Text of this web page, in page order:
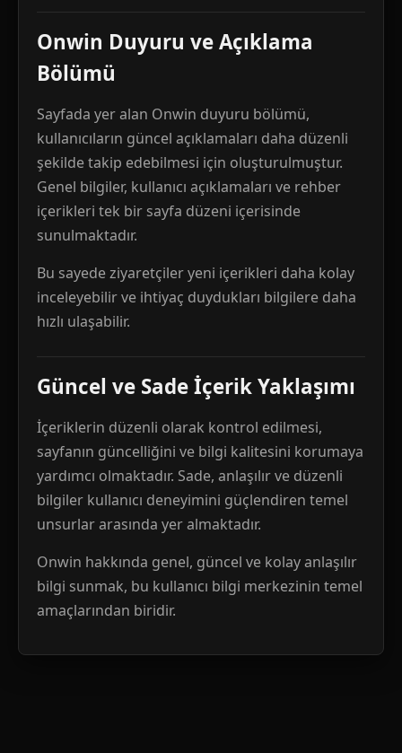
Onwin Duyuru ve Açıklama
Bölümü
Sayfada yer alan Onwin duyuru bölümü,
kullanıcıların güncel açıklamaları daha düzenli
şekilde takip edebilmesi için oluşturulmuştur.
Genel bilgiler, kullanıcı açıklamaları ve rehber
içerikleri tek bir sayfa düzeni içerisinde
sunulmaktadır.
Bu sayede ziyaretçiler yeni içerikleri daha kolay
inceleyebilir ve ihtiyaç duydukları bilgilere daha
hızlı ulaşabilir.
Güncel ve Sade İçerik Yaklaşımı
İçeriklerin düzenli olarak kontrol edilmesi,
sayfanın güncelliğini ve bilgi kalitesini korumaya
yardımcı olmaktadır. Sade, anlaşılır ve düzenli
bilgiler kullanıcı deneyimini güçlendiren temel
unsurlar arasında yer almaktadır.
Onwin hakkında genel, güncel ve kolay anlaşılır
bilgi sunmak, bu kullanıcı bilgi merkezinin temel
amaçlarından biridir.